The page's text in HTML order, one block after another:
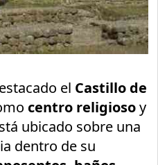
el Castillo de
centro religiosoy
ubicado sobre una
dentro de su